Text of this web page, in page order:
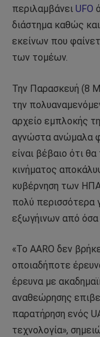
περιλαμβάνει UFO
διάστημα καθώς
εκείνων που
των τομέων.
Την Παρασκευή (8
την
αρχείο εμπλοκής
αγνώστα ανώμαλα
είναι βέβαιο ότι
κινήματος
κυβέρνηση των
πολύ περισσότερα
εξωγήινων από όσα
«Το AARO δεν
οποιαδήποτε
έρευνα με
αναθεώρησης
παρατήρηση ενός
τεχνολογία»,